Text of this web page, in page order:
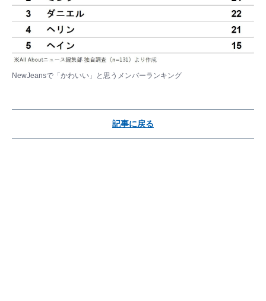
NewJeansで「かわいい」と思うメンバーランキング
記事に戻る